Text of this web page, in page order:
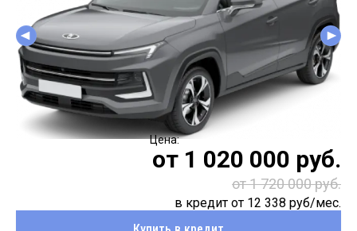
от 1 020 000 руб.
от 1 720 000 руб.
в кредит от 12 338 руб/мес.